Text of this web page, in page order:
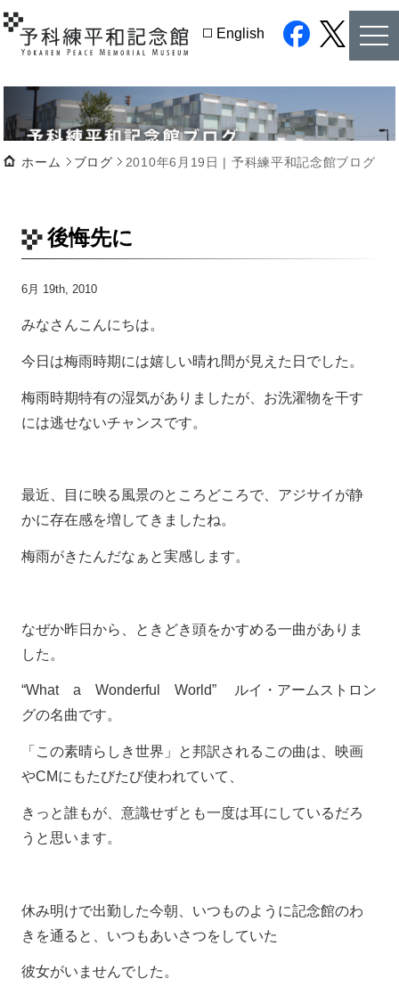
English
twitter
ホーム ブログ 2010年6月19日 | 予科練平和記念館ブログ
後悔先に
6月 19th, 2010
みなさんこんにちは。
今日は梅雨時期には嬉しい晴れ間が見えた日でした。
梅雨時期特有の湿気がありましたが、お洗濯物を干す
には逃せないチャンスです。
最近、目に映る風景のところどころで、アジサイが静
かに存在感を増してきましたね。
梅雨がきたんだなぁと実感します。
なぜか昨日から、ときどき頭をかすめる一曲がありま
した。
“What a Wonderful World” ルイ・アームストロン
グの名曲です。
「この素晴らしき世界」と邦訳されるこの曲は、映画
やCMにもたびたび使われていて、
きっと誰もが、意識せずとも一度は耳にしているだろ
うと思います。
休み明けで出勤した今朝、いつものように記念館のわ
きを通ると、いつもあいさつをしていた
彼女がいませんでした。